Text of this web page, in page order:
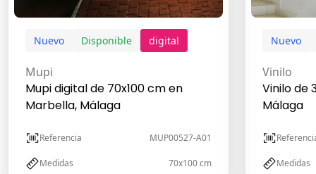
Nuevo Disponible digital
Mupi
Mupi digital de 70x100 cm en
Marbella, Málaga
Referencia MUP00527-A01
Medidas 70x100 cm
Nuevo
Vinilo
Vinilo de
Málaga
Medidas